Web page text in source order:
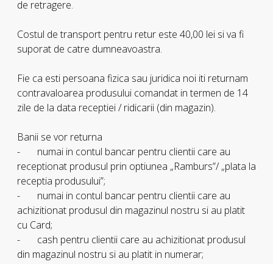
de retragere.
Costul de transport pentru retur este 40,00 lei si va fi
suporat de catre dumneavoastra.
Fie ca esti persoana fizica sau juridica noi iti returnam
contravaloarea produsului comandat in termen de 14
zile de la data receptiei / ridicarii (din magazin).
Banii se vor returna
- numai in contul bancar pentru clientii care au
receptionat produsul prin optiunea „Ramburs”/ „plata la
receptia produsului”;
- numai in contul bancar pentru clientii care au
achizitionat produsul din magazinul nostru si au platit
cu Card;
- cash pentru clientii care au achizitionat produsul
din magazinul nostru si au platit in numerar;